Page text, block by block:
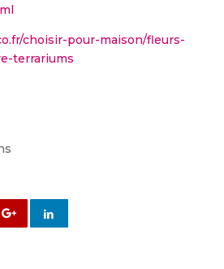
choisir-pour-maison/fleurs-
terrariums